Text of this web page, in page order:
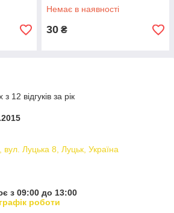
Немає в наявності
30 ₴
12 відгуків за рік
вул. Луцька 8, Луцьк, Україна
з 09:00 до 13:00
роботи